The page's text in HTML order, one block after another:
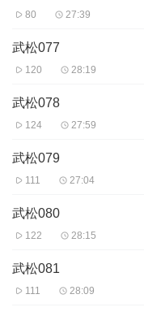
80 27:39
武松077
120 28:19
武松078
124 27:59
武松079
111 27:04
武松080
122 28:15
武松081
111 28:09